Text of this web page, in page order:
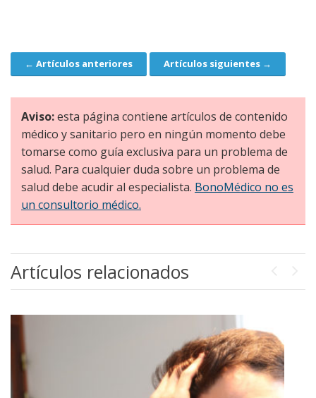
Navegación
← Artículos anteriores Artículos siguientes →
Aviso:esta página contiene artículos de contenido
médico y sanitario pero en ningún momento debe
tomarse como guía exclusiva para un problema de
salud. Para cualquier duda sobre un problema de
salud debe acudir al especialista. BonoMédico no es
un consultorio médico.
Artículos relacionados
Next